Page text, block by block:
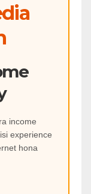
income
experience
hona